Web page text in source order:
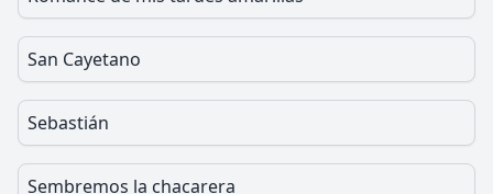
San Cayetano
Sebastián
Sembremos la chacarera